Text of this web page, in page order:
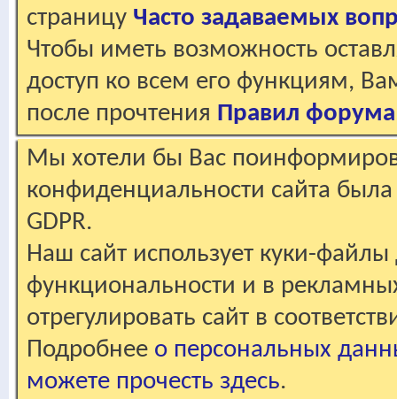
страницу Часто задаваемых
Чтобы иметь возможность
доступ ко всем его функциям,
после прочтения Правил форума
Мы хотели бы Вас
конфиденциальности сайта
GDPR.
Наш сайт использует куки-файлы
функциональности и в
отрегулировать сайт в
Подробнее о персональных
можете прочесть здесь.